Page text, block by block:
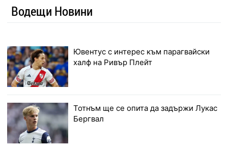
Водещи Новини
Ювентус с интерес към парагвайски
халф на Ривър Плейт
Тотнъм ще се опита да задържи Лукас
Бергвал